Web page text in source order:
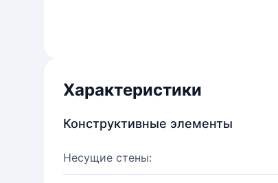
Характеристики
Конструктивные элементы
Несущие стены: